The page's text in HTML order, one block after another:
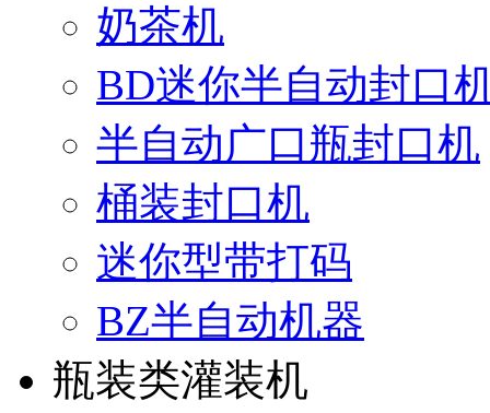
奶茶机
BD迷你半自动封口
半自动广口瓶封口机
桶装封口机
迷你型带打码
BZ半自动机器
瓶装类灌装机